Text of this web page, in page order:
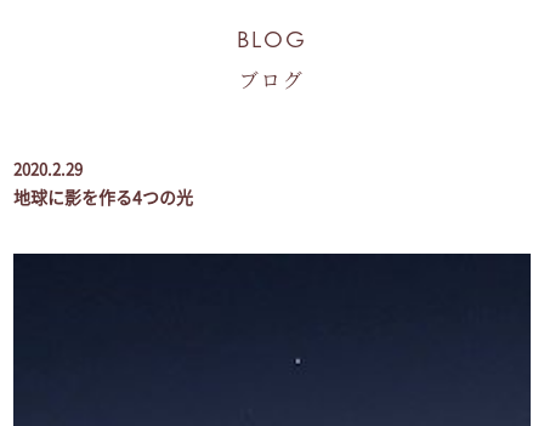
BLOG
ブログ
2020.2.29
地球に影を作る4つの光